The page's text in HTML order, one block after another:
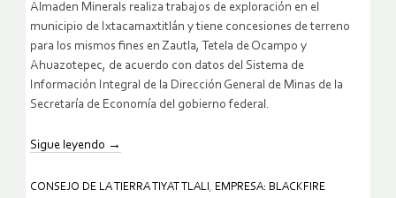
Almaden Minerals realiza trabajos de exploración en el
municipio de Ixtacamaxtitlán y tiene concesiones de terreno
para los mismos fines en Zautla, Tetela de Ocampo y
Ahuazotepec, de acuerdo con datos del Sistema de
Información Integral de la Dirección General de Minas de la
Secretaría de Economía del gobierno federal.
Sigue leyendo →
CONSEJO DE LA TIERRA TIYAT TLALI , EMPRESA: BLACKFIRE